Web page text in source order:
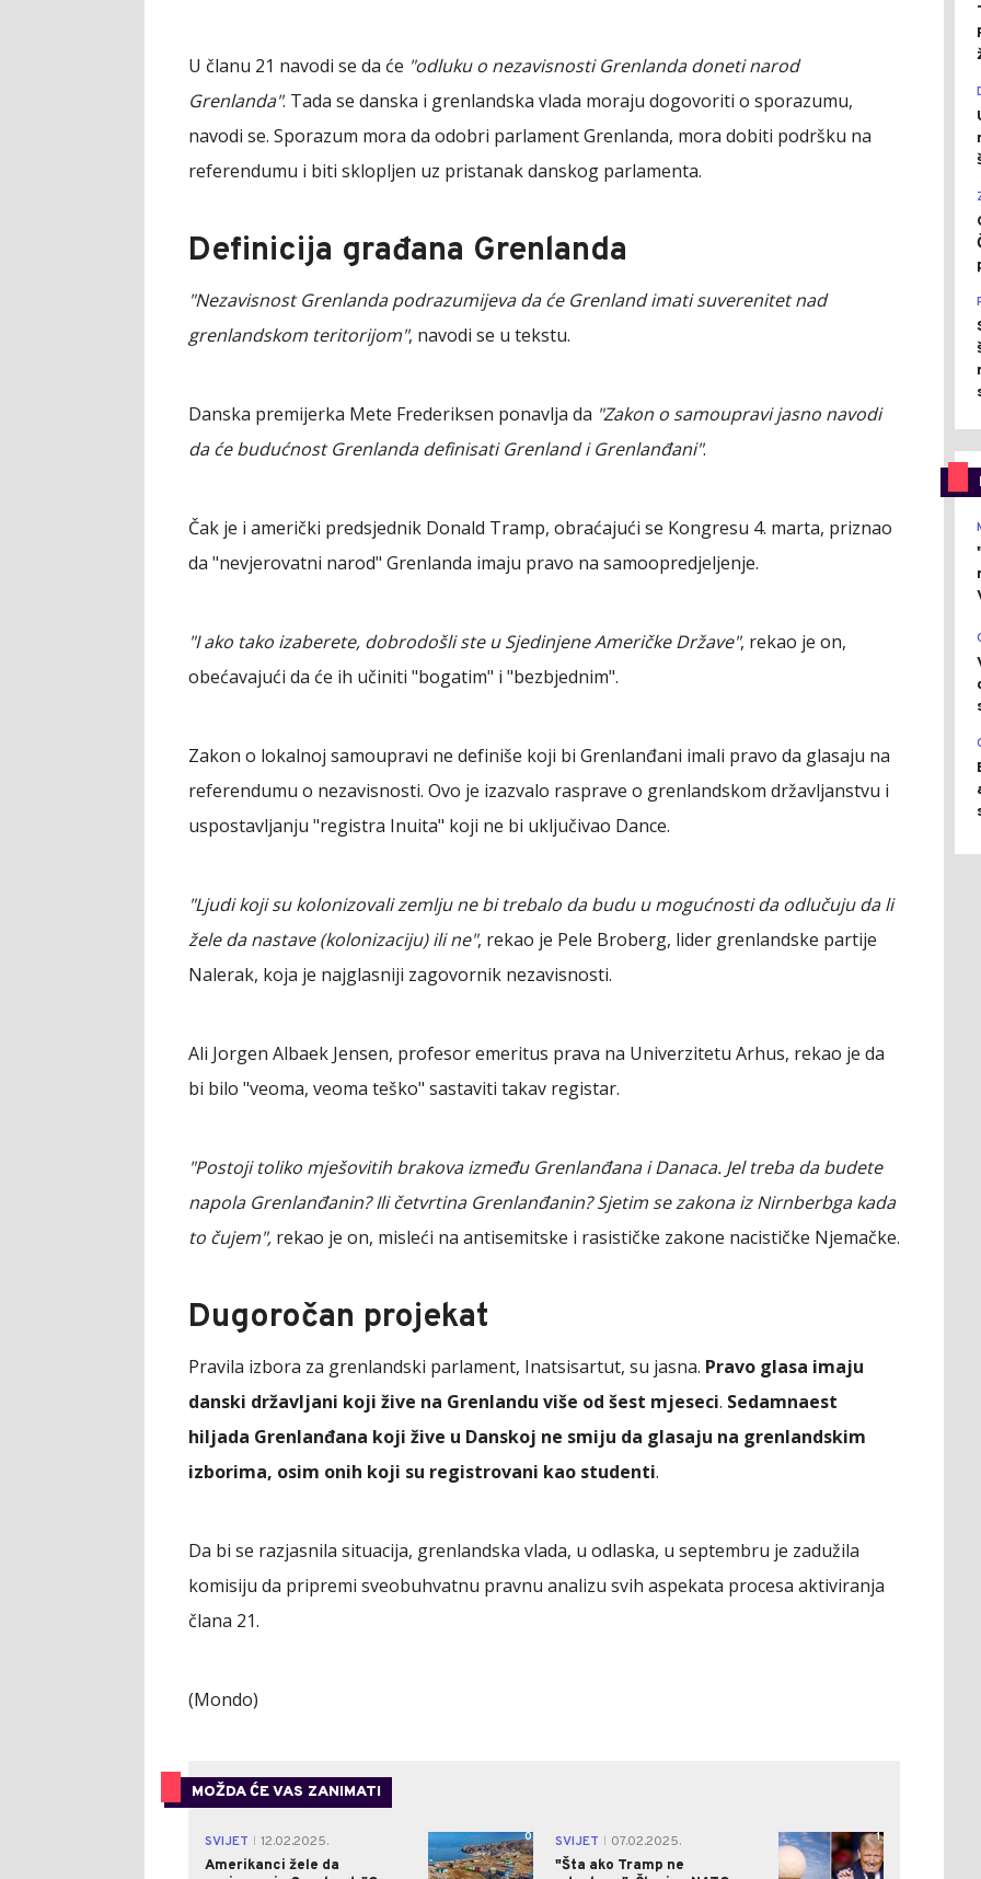
U članu 21 navodi se da će "odluku o nezavisnosti Grenlanda doneti narod
Grenlanda". Tada se danska i grenlandska vlada moraju dogovoriti o sporazumu,
navodi se. Sporazum mora da odobri parlament Grenlanda, mora dobiti podršku na
referendumu i biti sklopljen uz pristanak danskog parlamenta.
Definicija građana Grenlanda
"Nezavisnost Grenlanda podrazumijeva da će Grenland imati suverenitet nad
grenlandskom teritorijom", navodi se u tekstu.
Danska premijerka Mete Frederiksen ponavlja da "Zakon o samoupravi jasno navodi
da će budućnost Grenlanda definisati Grenland i Grenlanđani".
Čak je i američki predsjednik Donald Tramp, obraćajući se Kongresu 4. marta, priznao
da "nevjerovatni narod" Grenlanda imaju pravo na samoopredjeljenje.
"I ako tako izaberete, dobrodošli ste u Sjedinjene Američke Države", rekao je on,
obećavajući da će ih učiniti "bogatim" i "bezbjednim".
Zakon o lokalnoj samoupravi ne definiše koji bi Grenlanđani imali pravo da glasaju na
referendumu o nezavisnosti. Ovo je izazvalo rasprave o grenlandskom državljanstvu i
uspostavljanju "registra Inuita" koji ne bi uključivao Dance.
"Ljudi koji su kolonizovali zemlju ne bi trebalo da budu u mogućnosti da odlučuju da li
žele da nastave (kolonizaciju) ili ne", rekao je Pele Broberg, lider grenlandske partije
Nalerak, koja je najglasniji zagovornik nezavisnosti.
Ali Jorgen Albaek Jensen, profesor emeritus prava na Univerzitetu Arhus, rekao je da
bi bilo "veoma, veoma teško" sastaviti takav registar.
"Postoji toliko mješovitih brakova između Grenlanđana i Danaca. Jel treba da budete
napola Grenlanđanin? Ili četvrtina Grenlanđanin? Sjetim se zakona iz Nirnberbga kada
to čujem", rekao je on, misleći na antisemitske i rasističke zakone nacističke Njemačke.
Dugoročan projekat
Pravila izbora za grenlandski parlament, Inatsisartut, su jasna. Pravo glasa imaju
danski državljani koji žive na Grenlandu više od šest mjeseci. Sedamnaest
hiljada Grenlanđana koji žive u Danskoj ne smiju da glasaju na grenlandskim
izborima, osim onih koji su registrovani kao studenti.
Da bi se razjasnila situacija, grenlandska vlada, u odlaska, u septembru je zadužila
komisiju da pripremi sveobuhvatnu pravnu analizu svih aspekata procesa aktiviranja
člana 21.
(Mondo)
MOŽDA ĆE VAS ZANIMATI
SVIJET
12.02.2025.
Amerikanci žele da
0 SVIJET
07.02.2025.
"Šta ako Tramp ne
1